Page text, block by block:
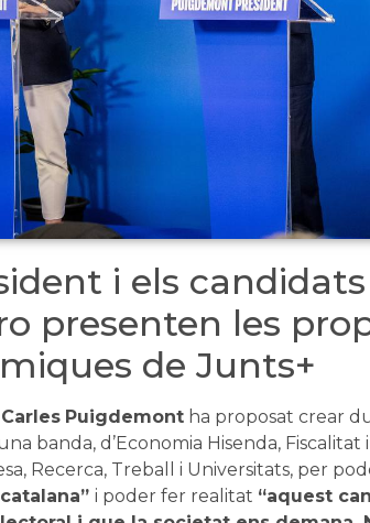
i els
presenten les
de Junts+
Carles Puigdemont ha proposat crear
banda, d’Economia Hisenda,
Recerca, Treball i Universitats, per
i poder fer realitat “aquest